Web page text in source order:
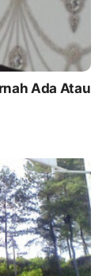
Ada Atau